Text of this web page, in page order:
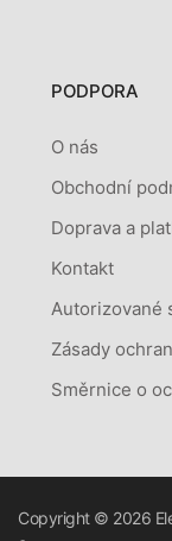
PODPORA
O nás
Obchodní
Doprava a
Kontakt
Autorizované
Zásady
Směrnice o
Copyright © 2026